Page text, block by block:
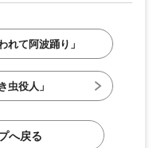
れて阿波踊り」
虫役人」
へ戻る